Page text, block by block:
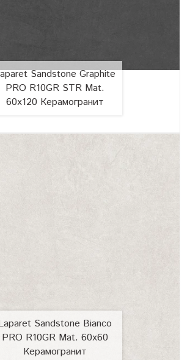
Sandstone Graphite
PRO R10GR STR Mat.
60x120 Керамогранит
Sandstone Bianco
PRO R10GR Mat. 60x60
Керамогранит